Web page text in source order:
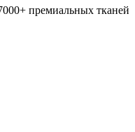
премиальных тканей